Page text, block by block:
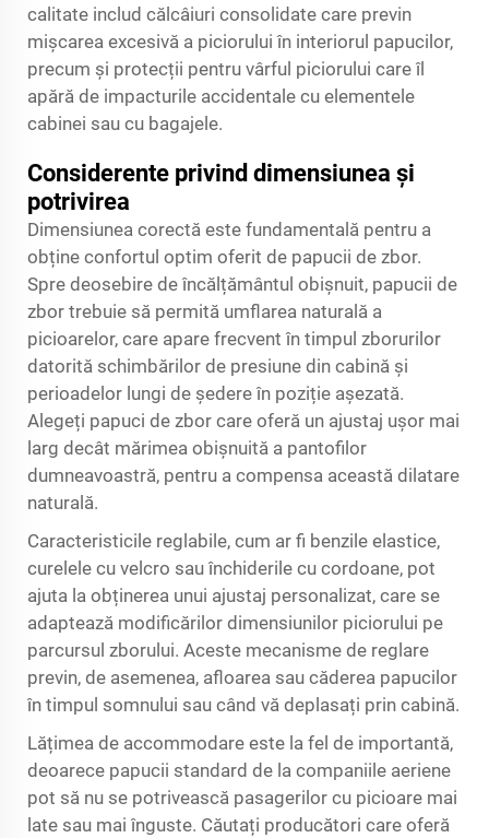
calitate includ călcâiuri consolidate care previn
mișcarea excesivă a piciorului în interiorul papucilor,
precum și protecții pentru vârful piciorului care îl
apără de impacturile accidentale cu elementele
cabinei sau cu bagajele.
Considerente privind dimensiunea și
potrivirea
Dimensiunea corectă este fundamentală pentru a
obține confortul optim oferit de papucii de zbor.
Spre deosebire de încălțământul obișnuit, papucii de
zbor trebuie să permită umflarea naturală a
picioarelor, care apare frecvent în timpul zborurilor
datorită schimbărilor de presiune din cabină și
perioadelor lungi de ședere în poziție așezată.
Alegeți papuci de zbor care oferă un ajustaj ușor mai
larg decât mărimea obișnuită a pantofilor
dumneavoastră, pentru a compensa această dilatare
naturală.
Caracteristicile reglabile, cum ar fi benzile elastice,
curelele cu velcro sau închiderile cu cordoane, pot
ajuta la obținerea unui ajustaj personalizat, care se
adaptează modificărilor dimensiunilor piciorului pe
parcursul zborului. Aceste mecanisme de reglare
previn, de asemenea, afloarea sau căderea papucilor
în timpul somnului sau când vă deplasați prin cabină.
Lățimea de accommodare este la fel de importantă,
deoarece papucii standard de la companiile aeriene
pot să nu se potrivească pasagerilor cu picioare mai
late sau mai înguste. Căutați producători care oferă